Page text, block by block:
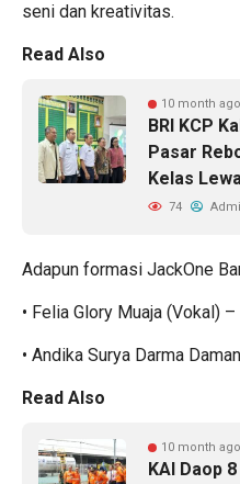
seni dan kreativitas.
Read Also
10 month ago
BRI KCP
Pasar
Kelas
74
Adapun formasi JackOne
• Felia Glory Muaja (Vokal)
• Andika Surya Darma
Read Also
10 month ago
KAI Daop